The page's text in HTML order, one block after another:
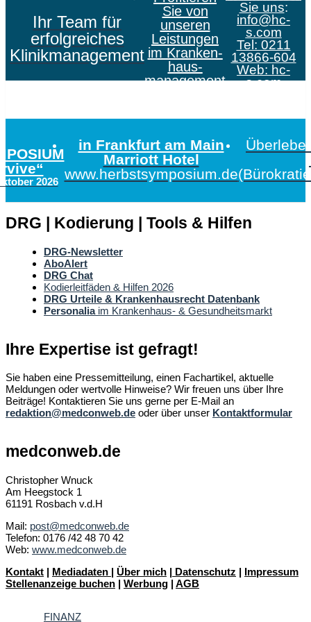
Ihr Team für
erfolgreiches
Klinikmanagement
Sie von
unseren
Leistungen
im Kranken­
haus­
management
Sie uns:
info@hc-
s.com
Tel: 0211
13866-604
Web: hc-
s.com
2026
in Frankfurt am Main
Marriott Hotel
www.herbstsymposium.de
DRG | Kodierung | Tools & Hilfen
DRG-Newsletter
AboAlert
DRG Chat
Kodierleitfäden & Hilfen 2026
DRG Urteile & Krankenhausrecht Datenbank
Personaliaim Krankenhaus- & Gesundheitsmarkt
Ihre Expertise ist gefragt!
Sie haben eine Pressemitteilung, einen Fachartikel, aktuelle
Meldungen oder wertvolle Hinweise? Wir freuen uns über Ihre
Beiträge! Kontaktieren Sie uns gerne per E-Mail an
redaktion@medconweb.de oder über unser Kontaktformular
medconweb.de
Christopher Wnuck
Am Heegstock 1
61191 Rosbach v.d.H
Mail: post@medconweb.de
Telefon: 0176 /42 48 70 42
Web: www.medconweb.de
Kontakt | Mediadaten | Über mich | Datenschutz | Impressum
Stellenanzeige buchen | Werbung | AGB
FINANZ